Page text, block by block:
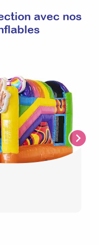
avec nos